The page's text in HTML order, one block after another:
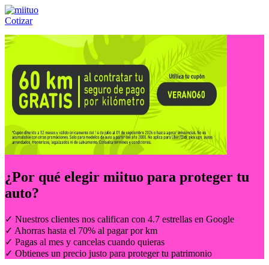
Cotizar
Llámanos al:(55) 84-21-05-00 ó
¿Por qué elegir miituo para proteger tu
auto?
✓ Nuestros clientes nos califican con 4.7 estrellas en Google
✓ Ahorras hasta el 70% al pagar por km
✓ Pagas al mes y cancelas cuando quieras
✓ Obtienes un precio justo para proteger tu patrimonio